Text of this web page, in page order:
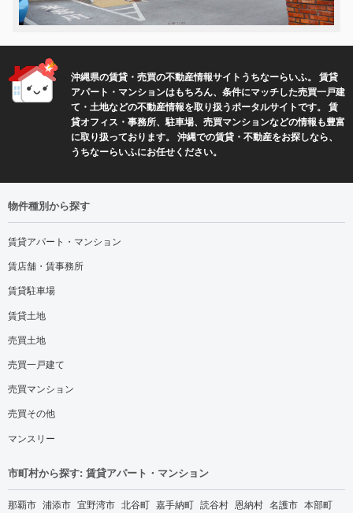
沖縄県の賃貸・売買の不動産情報サイトうちなーらいふ。 賃貸
アパート・マンションはもちろん、条件にマッチした売買一戸建
て・土地などの不動産情報を取り扱うポータルサイトです。 賃
貸オフィス・事務所、駐車場、売買マンションなどの情報も豊富
に取り扱っております。 沖縄での賃貸・不動産をお探しなら、
うちなーらいふにお任せください。
物件種別から探す
賃貸アパート・マンション
賃店舗・賃事務所
賃貸駐車場
賃貸土地
売買土地
売買一戸建て
売買マンション
売買その他
マンスリー
市町村から探す: 賃貸アパート・マンション
那覇市 浦添市 宜野湾市 北谷町 嘉手納町 読谷村 恩納村 名護市 本部町